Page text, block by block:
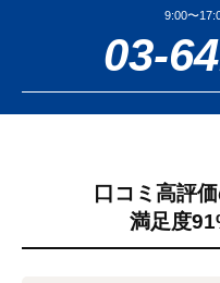
9:00〜
03-
口コミ高評
満足度